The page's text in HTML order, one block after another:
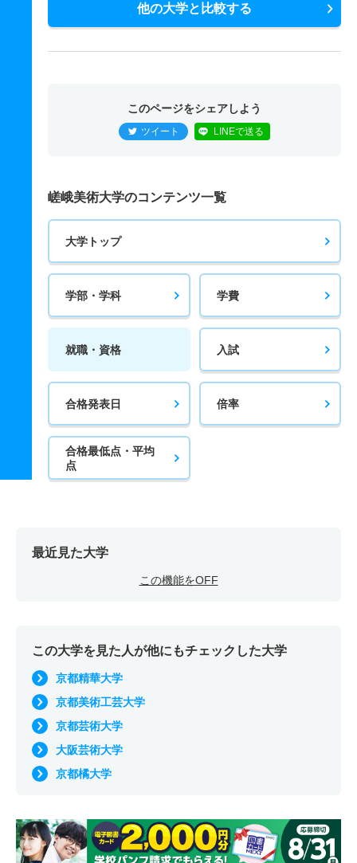
他の大学と比較する
このページをシェアしよう
ツイート LINEで送る
嵯峨美術大学のコンテンツ一覧
大学トップ
学部・学科 学費
就職・資格 入試
合格発表日 倍率
合格最低点・平均
点
最近見た大学
この機能をOFF
この大学を見た人が他にもチェックした大学
京都精華大学
京都美術工芸大学
京都芸術大学
大阪芸術大学
京都橘大学